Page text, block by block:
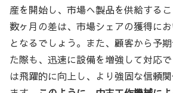
産を開始し、市場へ製品を供給する
数ヶ月の差は、市場シェアの獲得に
となるでしょう。また、顧客から予
た際も、迅速に設備を増強して対応
は飛躍的に向上し、より強固な信頼